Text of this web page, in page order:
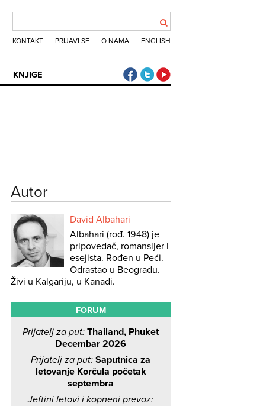
KONTAKT PRIJAVI SE O NAMA ENGLISH
KNJIGE Klub putnika Facebook
Klub putnika Twitter
Autor
David Albahari
Albahari (rođ. 1948) je
pripovedač, romansijer i
esejista. Rođen u Peći.
Odrastao u Beogradu.
Živi u Kalgariju, u Kanadi.
FORUM
Prijatelj za put: Thailand, Phuket
Decembar 2026
Prijatelj za put: Saputnica za
letovanje Korčula početak
septembra
Jeftini letovi i kopneni prevoz: